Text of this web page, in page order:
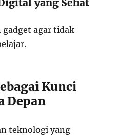
yang Sehat
agar tidak
Kunci
Depan
teknologi yang